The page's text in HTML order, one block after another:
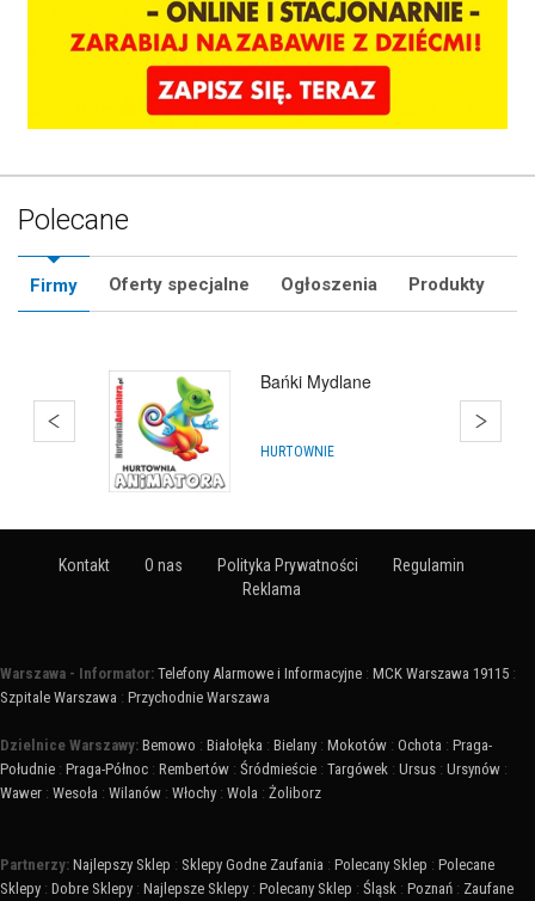
Polecane
Firmy Oferty specjalne Ogłoszenia Produkty
Hurtownia Balonów
HURTOWNIE
Kontakt O nas Polityka Prywatności
Regulamin
Reklama
Warszawa - Informator: Telefony Alarmowe i Informacyjne : MCK Warszawa 19115 :
Szpitale Warszawa : Przychodnie Warszawa
Dzielnice Warszawy: Bemowo : Białołęka : Bielany : Mokotów : Ochota : Praga-
Południe : Praga-Północ : Rembertów : Śródmieście : Targówek : Ursus : Ursynów :
Wawer : Wesoła : Wilanów : Włochy : Wola : Żoliborz
Partnerzy: Najlepszy Sklep : Sklepy Godne Zaufania : Polecany Sklep : Polecane
Sklepy : Dobre Sklepy : Najlepsze Sklepy : Polecany Sklep : Śląsk : Poznań : Zaufane